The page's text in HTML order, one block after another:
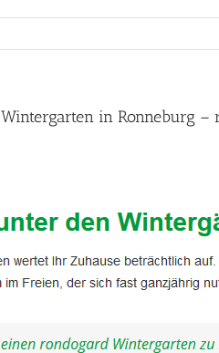
Wintergarten in Ronneburg –